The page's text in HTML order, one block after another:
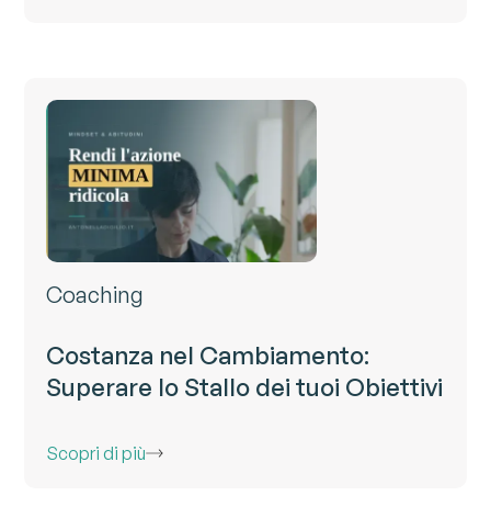
Coaching
Costanza nel Cambiamento:
Superare lo Stallo dei tuoi Obiettivi
Scopri di più